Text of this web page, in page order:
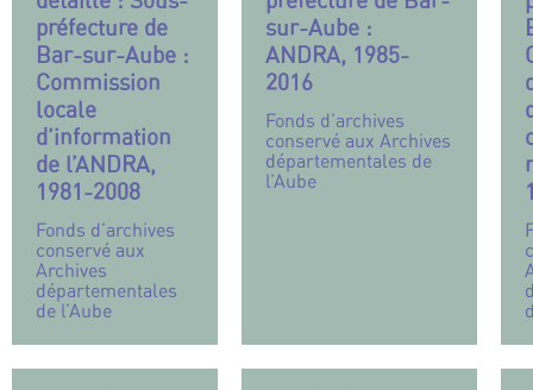
préfecture de
Bar-sur-Aube :
Commission
locale
d’information
de l’ANDRA,
1981-2008
Fonds d’archives
conservé aux
Archives
départementales
de l’Aube
sur-Aube :
ANDRA, 1985-
2016
Fonds d’archives
conservé aux Archives
départementales de
l’Aube